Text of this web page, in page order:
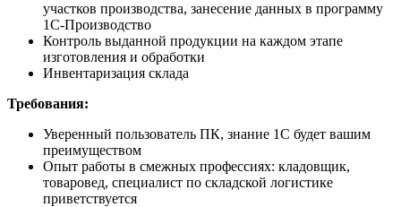
участков производства, занесение данных в программу
1С-Производство
Контроль выданной продукции на каждом этапе
изготовления и обработки
Инвентаризация склада
Требования:
Уверенный пользователь ПК, знание 1С будет вашим
преимуществом
Опыт работы в смежных профессиях: кладовщик,
товаровед, специалист по складской логистике
приветствуется